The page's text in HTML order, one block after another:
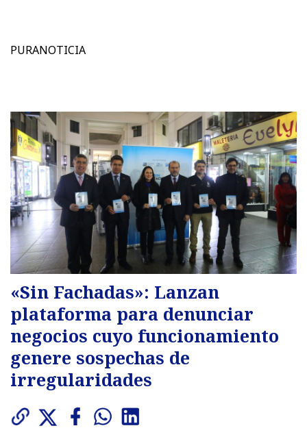
PURANOTICIA
«Sin Fachadas»: Lanzan
plataforma para denunciar
negocios cuyo funcionamiento
genere sospechas de
irregularidades